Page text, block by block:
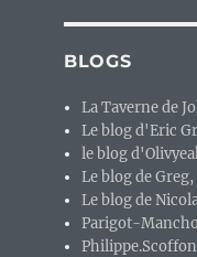
BLOGS
La Taverne de
Le blog d'Eric
le blog
Le blog de
Le blog de
Parigot-